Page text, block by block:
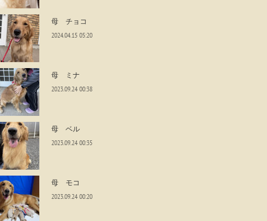
母 チョコ
2024.04.15 05:20
母 ミナ
2023.09.24 00:38
母 ベル
2023.09.24 00:35
母 モコ
2023.09.24 00:20